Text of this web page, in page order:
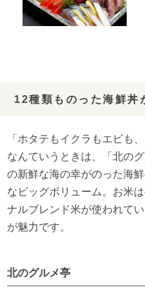
12種類ものった海鮮丼
「ホタテもイクラもエビも
なんていうときは、「北の
の新鮮な海の幸がのった海
なビッグボリューム。お米
ナルブレンド米が使われて
が魅力です。
北のグルメ亭